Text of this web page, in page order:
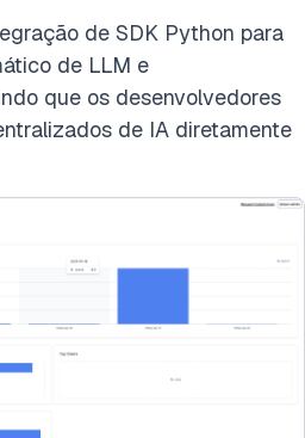
de SDK Python para
de LLM e
que os desenvolvedores
de IA diretamente